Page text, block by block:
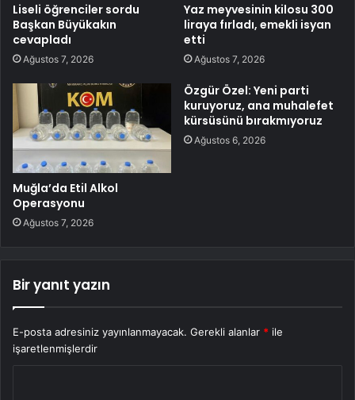
Liseli öğrenciler sordu
Başkan Büyükakın
cevapladı
Ağustos 7, 2026
Yaz meyvesinin kilosu 300
liraya fırladı, emekli isyan
etti
Ağustos 7, 2026
Muğla’da Etil Alkol
Operasyonu
Ağustos 7, 2026
Özgür Özel: Yeni parti
kuruyoruz, ana muhalefet
kürsüsünü bırakmıyoruz
Ağustos 6, 2026
Bir yanıt yazın
E-posta adresiniz yayınlanmayacak. Gerekli alanlar * ile
işaretlenmişlerdir